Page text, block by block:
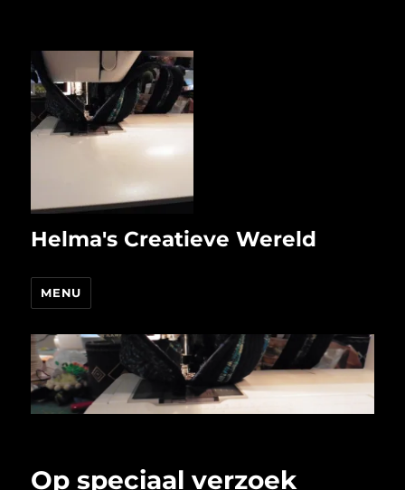
Helma's Creatieve Wereld
MENU
Op speciaal verzoek